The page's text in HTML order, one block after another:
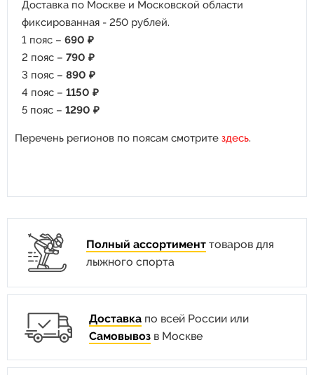
Доставка по Москве и Московской области
фиксированная - 250 рублей.
1 пояс – 690 ₽
2 пояс – 790 ₽
3 пояс – 890 ₽
4 пояс – 1150 ₽
5 пояс – 1290 ₽
Перечень регионов по поясам смотрите здесь.
Полный ассортимент товаров для
лыжного спорта
Доставка по всей России или
Самовывоз в Москве